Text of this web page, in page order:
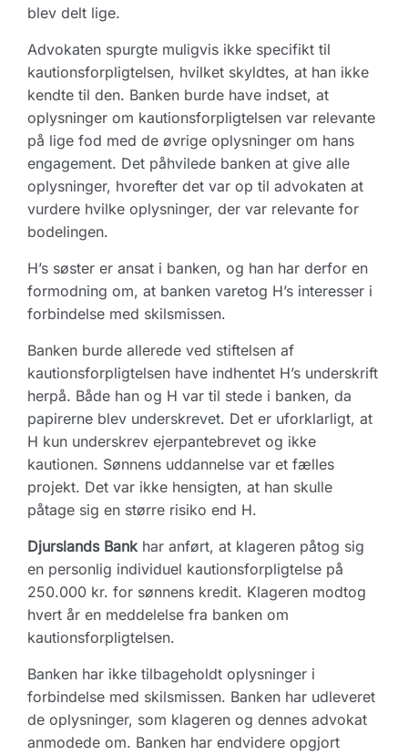
blev delt lige.
Advokaten spurgte muligvis ikke specifikt til
kautionsforpligtelsen, hvilket skyldtes, at han ikke
kendte til den. Banken burde have indset, at
oplysninger om kautionsforpligtelsen var relevante
på lige fod med de øvrige oplysninger om hans
engagement. Det påhvilede banken at give alle
oplysninger, hvorefter det var op til advokaten at
vurdere hvilke oplysninger, der var relevante for
bodelingen.
H’s søster er ansat i banken, og han har derfor en
formodning om, at banken varetog H’s interesser i
forbindelse med skilsmissen.
Banken burde allerede ved stiftelsen af
kautionsforpligtelsen have indhentet H’s underskrift
herpå. Både han og H var til stede i banken, da
papirerne blev underskrevet. Det er uforklarligt, at
H kun underskrev ejerpantebrevet og ikke
kautionen. Sønnens uddannelse var et fælles
projekt. Det var ikke hensigten, at han skulle
påtage sig en større risiko end H.
Djurslands Bankhar anført, at klageren påtog sig
en personlig individuel kautionsforpligtelse på
250.000 kr. for sønnens kredit. Klageren modtog
hvert år en meddelelse fra banken om
kautionsforpligtelsen.
Banken har ikke tilbageholdt oplysninger i
forbindelse med skilsmissen. Banken har udleveret
de oplysninger, som klageren og dennes advokat
anmodede om. Banken har endvidere opgjort